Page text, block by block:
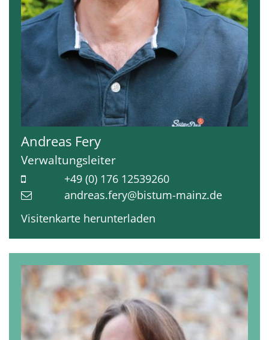
Andreas Fery
Verwaltungsleiter
+49 (0) 176 12539260
andreas.fery@bistum-mainz.de
Visitenkarte herunterladen